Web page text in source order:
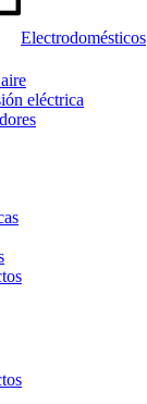
Electrodomésticos
eléctrica